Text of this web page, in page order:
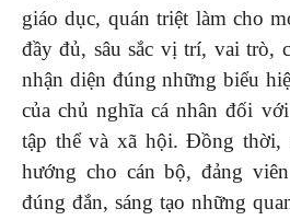
giáo dục, quán triệt làm cho
đầy đủ, sâu sắc vị trí, vai trò,
nhận diện đúng những biểu
của chủ nghĩa cá nhân đối
tập thể và xã hội. Đồng thời,
hướng cho cán bộ, đảng
đúng đắn, sáng tạo những